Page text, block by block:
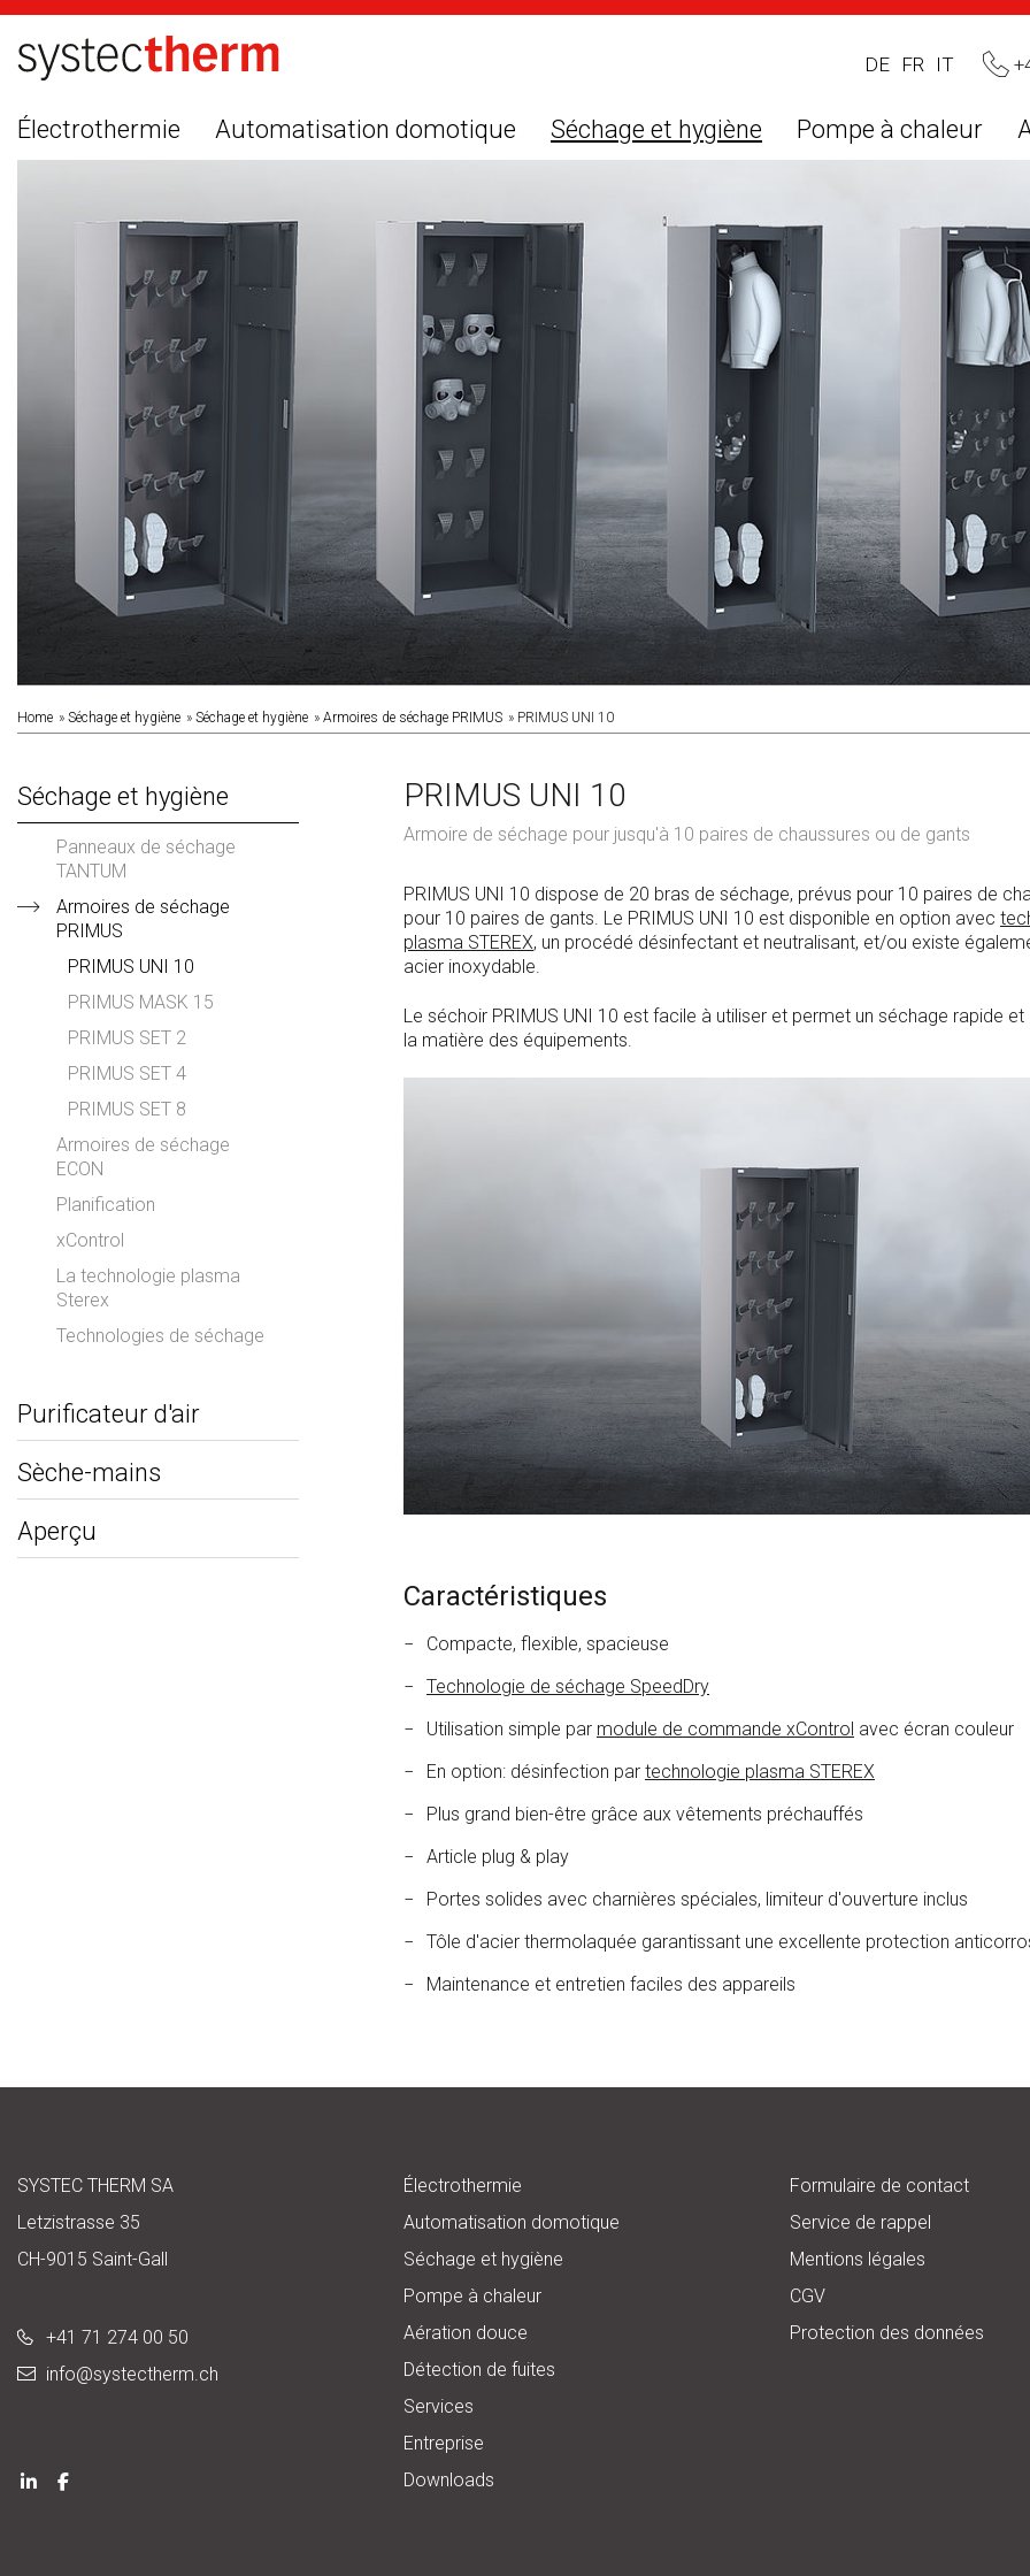
DE FR IT
Électrothermie Automatisation domotique Séchage et hygiène Pompe à chaleur
Home Séchage et hygiène Séchage et hygiène Armoires de séchage PRIMUS PRIMUS UNI 10
Séchage et hygiène
Panneaux de séchage
TANTUM
Armoires de séchage
PRIMUS
PRIMUS UNI 10
PRIMUS MASK 15
PRIMUS SET 2
PRIMUS SET 4
PRIMUS SET 8
Armoires de séchage
ECON
Planification
xControl
La technologie plasma
Sterex
Technologies de séchage
Purificateur d'air
Sèche-mains
Aperçu
PRIMUS UNI 10
Armoire de séchage pour jusqu'à 10 paires de chaussures ou de gants
PRIMUS UNI 10 dispose de 20 bras de séchage, prévus pour 10 paires de
pour 10 paires de gants. Le PRIMUS UNI 10 est disponible en option avec
plasma STEREX, un procédé désinfectant et neutralisant, et/ou existe
acier inoxydable.
Le séchoir PRIMUS UNI 10 est facile à utiliser et permet un séchage rapide
la matière des équipements.
Caractéristiques
Compacte, flexible, spacieuse
Technologie de séchage SpeedDry
Utilisation simple par module de commande xControl avec écran couleur
En option: désinfection par technologie plasma STEREX
Plus grand bien-être grâce aux vêtements préchauffés
Article plug & play
Portes solides avec charnières spéciales, limiteur d'ouverture inclus
Tôle d'acier thermolaquée garantissant une excellente protection
Maintenance et entretien faciles des appareils
SYSTEC THERM SA
Letzistrasse 35
CH-9015 Saint-Gall
+41 71 274 00 50
info@systectherm.ch
Électrothermie
Automatisation domotique
Séchage et hygiène
Pompe à chaleur
Aération douce
Détection de fuites
Services
Entreprise
Downloads
Formulaire de contact
Service de rappel
Mentions légales
CGV
Protection des données